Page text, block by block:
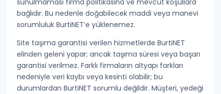
sunulmaması firma politikasına ve mevcut koşullara
bağlıdır. Bu nedenle doğabilecek maddi veya manevi
sorumluluk BurtiNET’e yüklenemez.
Site taşıma garantisi verilen hizmetlerde BurtiNET
elinden geleni yapar; ancak taşıma süresi veya başarı
garantisi verilmez. Farklı firmaların altyapı farkları
nedeniyle veri kaybı veya kesinti olabilir; bu
durumlardan BurtiNET sorumlu değildir. Müşteri, yedeği